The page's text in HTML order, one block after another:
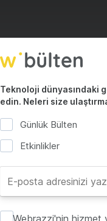
Teknoloji dünyasındaki
edin. Neleri size
Günlük Bülten
Etkinlikler
Webrazzi'nin hizmet